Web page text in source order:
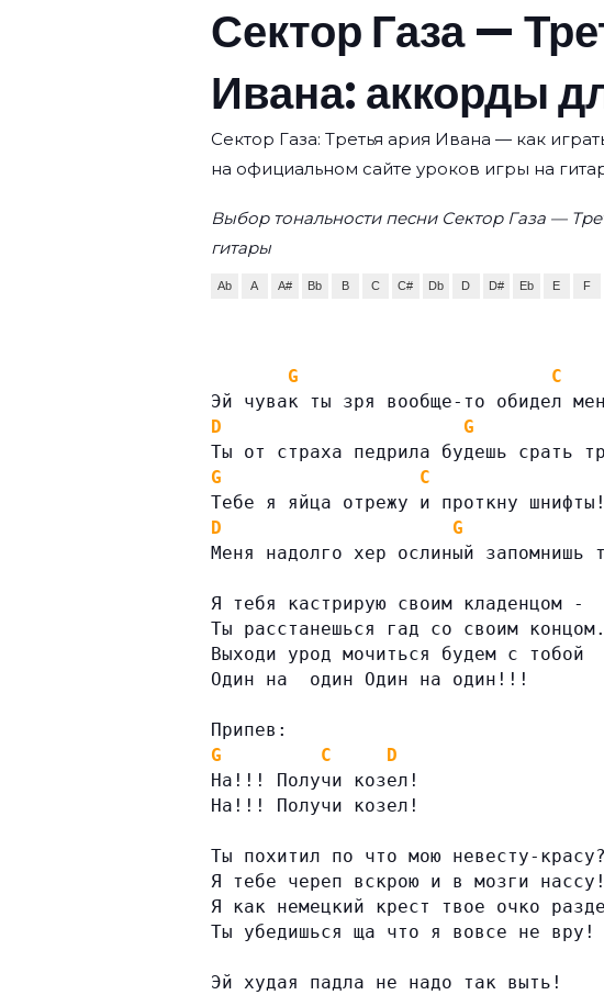
Сектор Газа —
Ивана: аккорды
Сектор Газа: Третья ария Ивана — как
на официальном сайте уроков игры на
Выбор тональности песни Сектор Газа —
гитары
Ab A A# Bb B C C# Db D D# Eb E F
G
C
Эй чувак ты зря вообще-то обидел
D
G
Ты от страха педрила будешь срать
G
C
Тебе я яйца отрежу и проткну шнифты!
D
G
Меня надолго хер ослиный запомнишь
Я тебя кастрирую своим кладенцом -
Ты расстанешься гад со своим концом.
Выходи урод мочиться будем с тобой
Один на  один Один на один!!!
Припев:
G
C
D
На!!! Получи козел!
На!!! Получи козел!
Ты похитил по что мою невесту-
Я тебе череп вскрою и в мозги нассу!
Я как немецкий крест твое очко
Ты убедишься ща что я вовсе не вру!
Эй худая падла не надо так выть!